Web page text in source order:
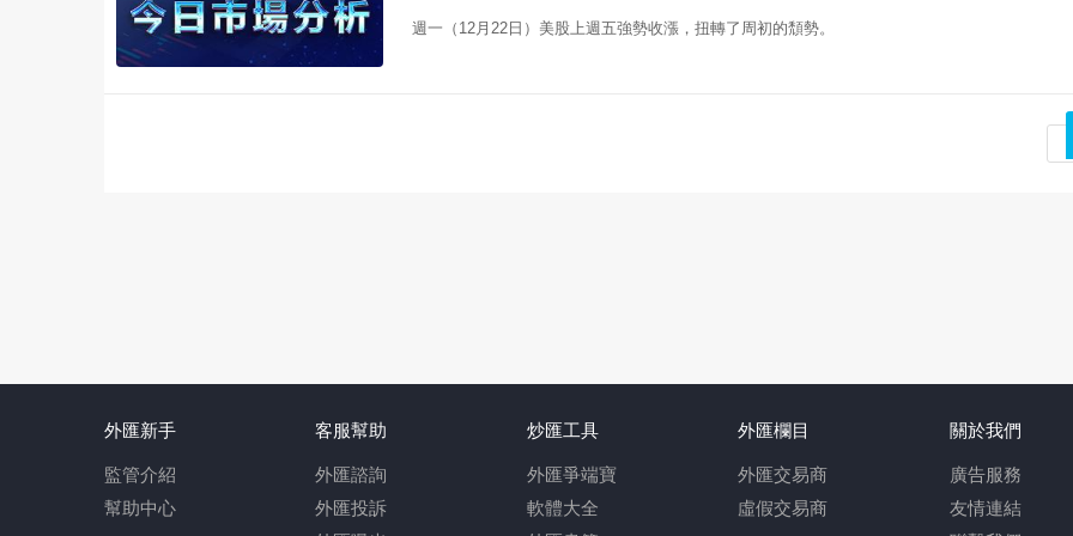
週一（12月22日）美股上週五強勢收漲，扭轉了周初的頹勢。
外匯新手
監管介紹
幫助中心
客服幫助
外匯諮詢
外匯投訴
炒匯工具
外匯爭端寶
軟體大全
外匯欄目
外匯交易商
虛假交易商
關於我們
廣告服務
友情連結